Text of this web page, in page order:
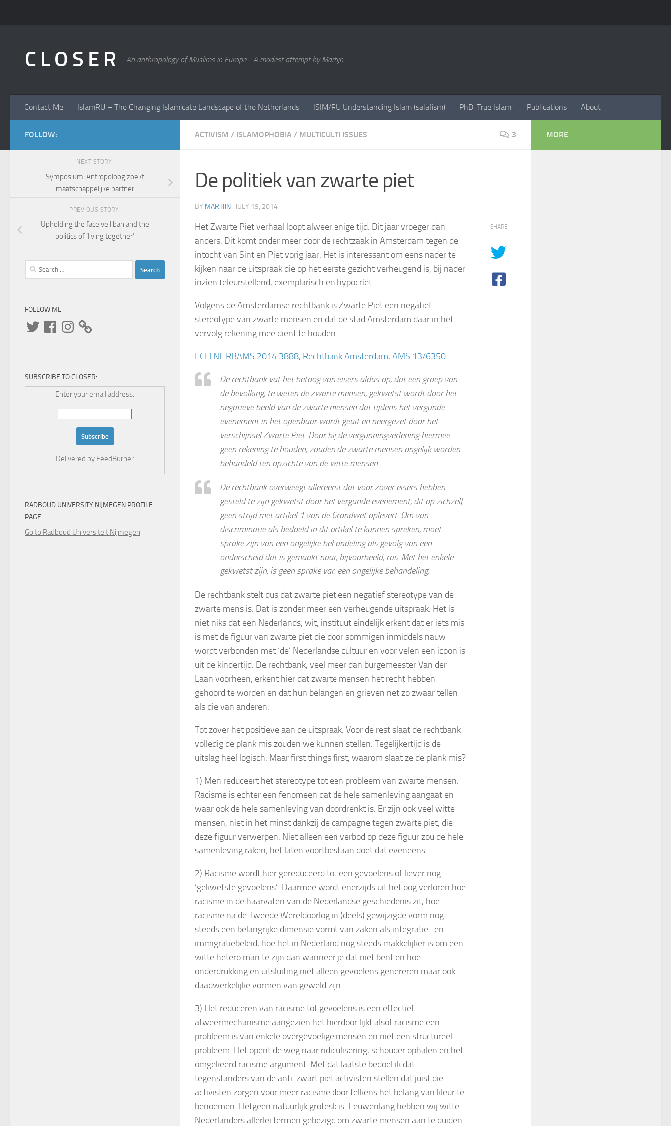
C L O S E R An anthropology of Muslims in Europe - A modest attempt by Martijn
Contact Me IslamRU – The Changing Islamicate Landscape of the Netherlands ISIM/RU Understanding Islam (salafism) PhD 'True Islam' Publications About
ACTIVISM / ISLAMOPHOBIA / MULTICULTI ISSUES 3
De politiek van zwarte piet
BY MARTIJN · JULY 19, 2014
Het Zwarte Piet verhaal loopt alweer enige tijd. Dit jaar vroeger dan
anders. Dit komt onder meer door de rechtzaak in Amsterdam tegen de
intocht van Sint en Piet vorig jaar. Het is interessant om eens nader te
kijken naar de uitspraak die op het eerste gezicht verheugend is, bij nader
inzien teleurstellend, exemplarisch en hypocriet.
Volgens de Amsterdamse rechtbank is Zwarte Piet een negatief
stereotype van zwarte mensen en dat de stad Amsterdam daar in het
vervolg rekening mee dient te houden:
ECLI:NL:RBAMS:2014:3888, Rechtbank Amsterdam, AMS 13/6350
De rechtbank vat het betoog van eisers aldus op, dat een groep van
de bevolking, te weten de zwarte mensen, gekwetst wordt door het
negatieve beeld van de zwarte mensen dat tijdens het vergunde
evenement in het openbaar wordt geuit en neergezet door het
verschijnsel Zwarte Piet. Door bij de vergunningverlening hiermee
geen rekening te houden, zouden de zwarte mensen ongelijk worden
behandeld ten opzichte van de witte mensen.
De rechtbank overweegt allereerst dat voor zover eisers hebben
gesteld te zijn gekwetst door het vergunde evenement, dit op zichzelf
geen strijd met artikel 1 van de Grondwet oplevert. Om van
discriminatie als bedoeld in dit artikel te kunnen spreken, moet
sprake zijn van een ongelijke behandeling als gevolg van een
onderscheid dat is gemaakt naar, bijvoorbeeld, ras. Met het enkele
gekwetst zijn, is geen sprake van een ongelijke behandeling.
De rechtbank stelt dus dat zwarte piet een negatief stereotype van de
zwarte mens is. Dat is zonder meer een verheugende uitspraak. Het is
niet niks dat een Nederlands, wit, instituut eindelijk erkent dat er iets mis
is met de figuur van zwarte piet die door sommigen inmiddels nauw
wordt verbonden met ‘de’ Nederlandse cultuur en voor velen een icoon is
uit de kindertijd. De rechtbank, veel meer dan burgemeester Van der
Laan voorheen, erkent hier dat zwarte mensen het recht hebben
gehoord te worden en dat hun belangen en grieven net zo zwaar tellen
als die van anderen.
Tot zover het positieve aan de uitspraak. Voor de rest slaat de rechtbank
volledig de plank mis zouden we kunnen stellen. Tegelijkertijd is de
uitslag heel logisch. Maar first things first, waarom slaat ze de plank mis?
1) Men reduceert het stereotype tot een probleem van zwarte mensen.
Racisme is echter een fenomeen dat de hele samenleving aangaat en
waar ook de hele samenleving van doordrenkt is. Er zijn ook veel witte
mensen, niet in het minst dankzij de campagne tegen zwarte piet, die
deze figuur verwerpen. Niet alleen een verbod op deze figuur zou de hele
samenleving raken; het laten voortbestaan doet dat eveneens.
2) Racisme wordt hier gereduceerd tot een gevoelens of liever nog
‘gekwetste gevoelens’. Daarmee wordt enerzijds uit het oog verloren hoe
racisme in de haarvaten van de Nederlandse geschiedenis zit, hoe
racisme na de Tweede Wereldoorlog in (deels) gewijzigde vorm nog
steeds een belangrijke dimensie vormt van zaken als integratie- en
immigratiebeleid, hoe het in Nederland nog steeds makkelijker is om een
witte hetero man te zijn dan wanneer je dat niet bent en hoe
onderdrukking en uitsluiting niet alleen gevoelens genereren maar ook
daadwerkelijke vormen van geweld zijn.
3) Het reduceren van racisme tot gevoelens is een effectief
afweermechanisme aangezien het hierdoor lijkt alsof racisme een
probleem is van enkele overgevoelige mensen en niet een structureel
probleem. Het opent de weg naar ridiculisering, schouder ophalen en het
omgekeerd racisme argument. Met dat laatste bedoel ik dat
tegenstanders van de anti-zwart piet activisten stellen dat juist die
activisten zorgen voor meer racisme door telkens het belang van kleur te
benoemen. Hetgeen natuurlijk grotesk is. Eeuwenlang hebben wij witte
Nederlanders allerlei termen gebezigd om zwarte mensen aan te duiden
SHARE
FOLLOW:
NEXT STORY
Symposium: Antropoloog zoekt
maatschappelijke partner
PREVIOUS STORY
Upholding the face veil ban and the
politics of ‘living together’
Search
for:
FOLLOW ME
TwitterFacebookInstagram
SUBSCRIBE TO CLOSER:
Enter your email address:
Delivered by FeedBurner
RADBOUD UNIVERSITY NIJMEGEN PROFILE
PAGE
Go to Radboud Universiteit Nijmegen
MORE